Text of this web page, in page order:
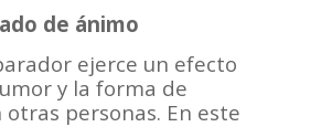
de ánimo
ejerce un efecto
y la forma de
personas. En este